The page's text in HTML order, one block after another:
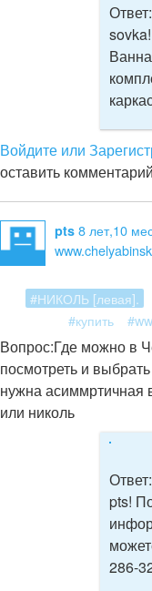
Ответ:
Войдите или
оставить комментарий
pts 8 лет,10
#НИКОЛЬ [левая].
#купить
Вопрос:Где можно в
посмотреть и
нужна асиммртичная
или николь
Ответ:
pts!
286-